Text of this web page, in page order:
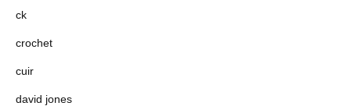
ck
crochet
cuir
david jones